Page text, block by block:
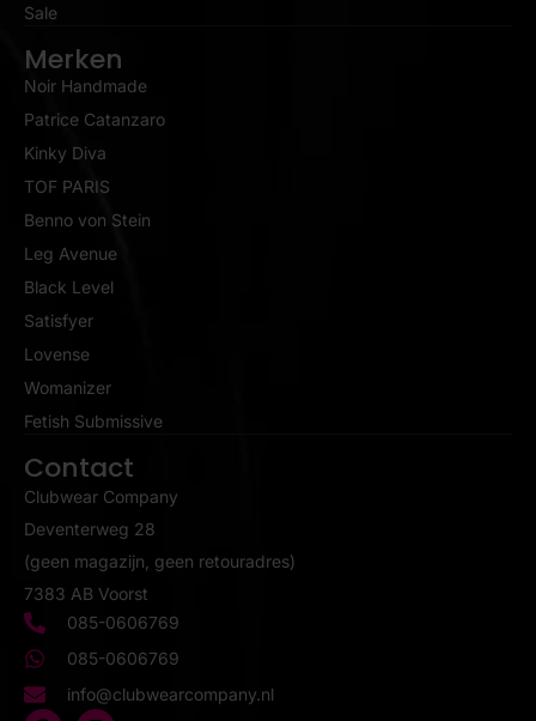
Sale
Merken
Noir Handmade
Patrice Catanzaro
Kinky Diva
TOF PARIS
Benno von Stein
Leg Avenue
Black Level
Satisfyer
Lovense
Womanizer
Fetish Submissive
Contact
Clubwear Company
Deventerweg 28
(geen magazijn, geen retouradres)
7383 AB Voorst
085-0606769
085-0606769
info@clubwearcompany.nl